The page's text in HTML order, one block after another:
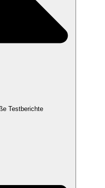
Testberichte